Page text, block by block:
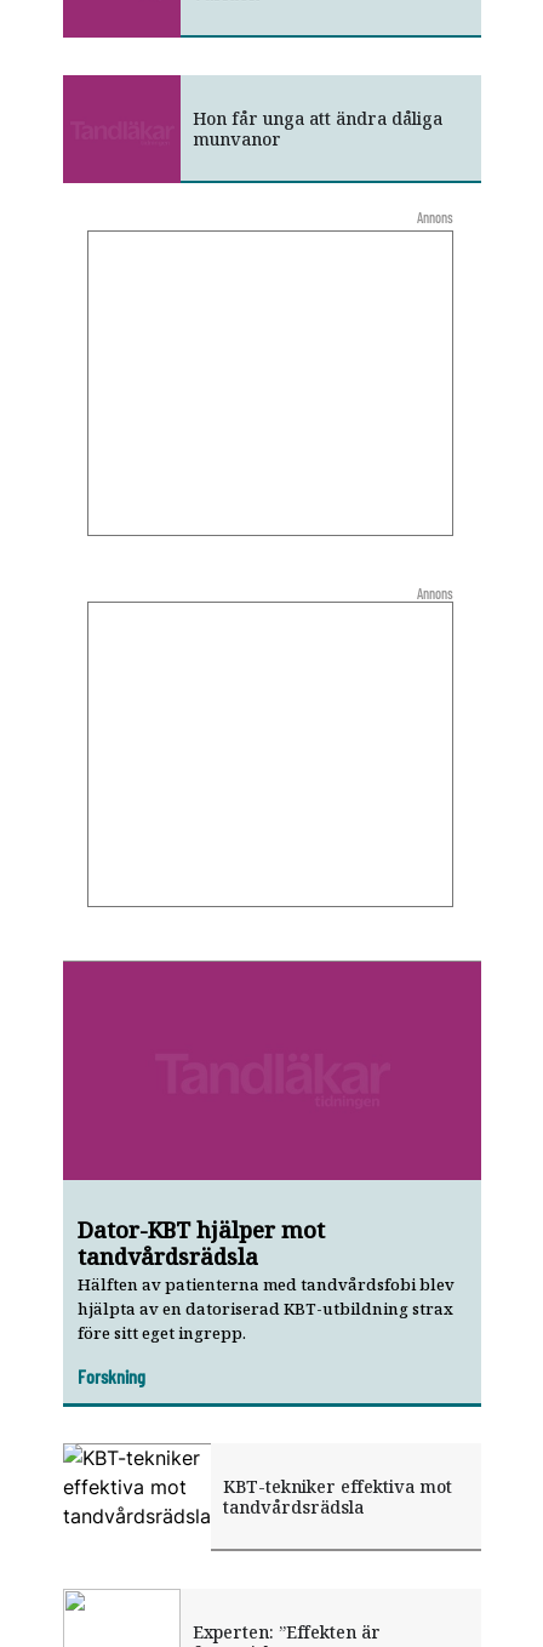
Hon får unga att ändra dåliga
munvanor
Dator-KBT hjälper mot
tandvårdsrädsla
Hälften av patienterna med tandvårdsfobi blev
hjälpta av en datoriserad KBT-utbildning strax
före sitt eget ingrepp.
Forskning
KBT-tekniker effektiva mot
tandvårdsrädsla
Experten: ”Effekten är
Annons
Annons